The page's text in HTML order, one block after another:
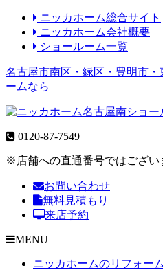
ニッカホーム総合サイト
ニッカホーム会社概要
ショールーム一覧
名古屋市南区・緑区・豊明市
ームなら
0120-87-7549
※店舗への直通番号ではござい
お問い合わせ
無料見積もり
来店予約
MENU
ニッカホームのリフォーム